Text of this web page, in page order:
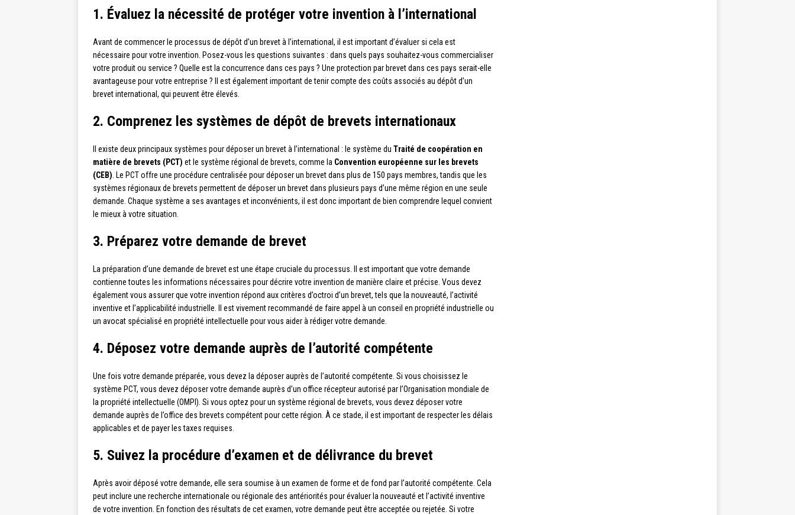
1. Évaluez la nécessité de protéger votre invention à l’international
Avant de commencer le processus de dépôt d’un brevet à l’international, il est important d’évaluer si cela est
nécessaire pour votre invention. Posez-vous les questions suivantes : dans quels pays souhaitez-vous commercialiser
votre produit ou service ? Quelle est la concurrence dans ces pays ? Une protection par brevet dans ces pays serait-elle
avantageuse pour votre entreprise ? Il est également important de tenir compte des coûts associés au dépôt d’un
brevet international, qui peuvent être élevés.
2. Comprenez les systèmes de dépôt de brevets internationaux
Il existe deux principaux systèmes pour déposer un brevet à l’international : le système du Traité de coopération en
matière de brevets (PCT) et le système régional de brevets, comme la Convention européenne sur les brevets
(CEB) . Le PCT offre une procédure centralisée pour déposer un brevet dans plus de 150 pays membres, tandis que les
systèmes régionaux de brevets permettent de déposer un brevet dans plusieurs pays d’une même région en une seule
demande. Chaque système a ses avantages et inconvénients, il est donc important de bien comprendre lequel convient
le mieux à votre situation.
3. Préparez votre demande de brevet
La préparation d’une demande de brevet est une étape cruciale du processus. Il est important que votre demande
contienne toutes les informations nécessaires pour décrire votre invention de manière claire et précise. Vous devez
également vous assurer que votre invention répond aux critères d’octroi d’un brevet, tels que la nouveauté, l’activité
inventive et l’applicabilité industrielle. Il est vivement recommandé de faire appel à un conseil en propriété industrielle ou
un avocat spécialisé en propriété intellectuelle pour vous aider à rédiger votre demande.
4. Déposez votre demande auprès de l’autorité compétente
Une fois votre demande préparée, vous devez la déposer auprès de l’autorité compétente. Si vous choisissez le
système PCT, vous devez déposer votre demande auprès d’un office récepteur autorisé par l’Organisation mondiale de
la propriété intellectuelle (OMPI). Si vous optez pour un système régional de brevets, vous devez déposer votre
demande auprès de l’office des brevets compétent pour cette région. À ce stade, il est important de respecter les délais
applicables et de payer les taxes requises.
5. Suivez la procédure d’examen et de délivrance du brevet
Après avoir déposé votre demande, elle sera soumise à un examen de forme et de fond par l’autorité compétente. Cela
peut inclure une recherche internationale ou régionale des antériorités pour évaluer la nouveauté et l’activité inventive
de votre invention. En fonction des résultats de cet examen, votre demande peut être acceptée ou rejetée. Si votre